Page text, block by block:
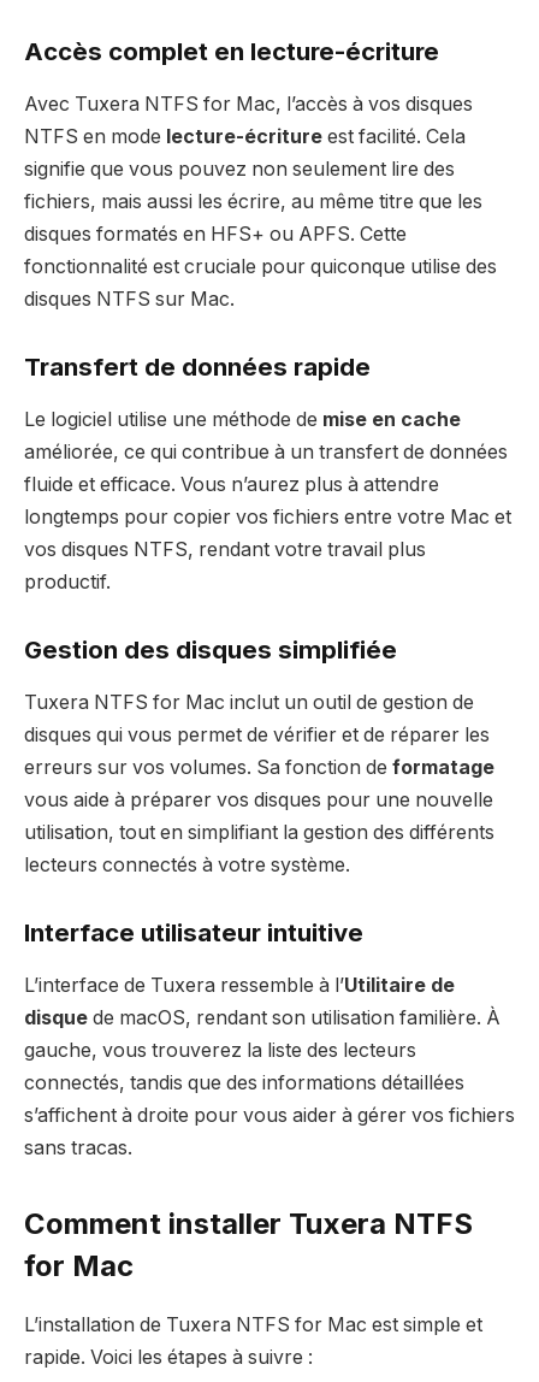
Accès complet en lecture-écriture
Avec Tuxera NTFS for Mac, l’accès à vos disques
NTFS en mode lecture-écriture est facilité. Cela
signifie que vous pouvez non seulement lire des
fichiers, mais aussi les écrire, au même titre que les
disques formatés en HFS+ ou APFS. Cette
fonctionnalité est cruciale pour quiconque utilise des
disques NTFS sur Mac.
Transfert de données rapide
Le logiciel utilise une méthode de mise en cache
améliorée, ce qui contribue à un transfert de données
fluide et efficace. Vous n’aurez plus à attendre
longtemps pour copier vos fichiers entre votre Mac et
vos disques NTFS, rendant votre travail plus
productif.
Gestion des disques simplifiée
Tuxera NTFS for Mac inclut un outil de gestion de
disques qui vous permet de vérifier et de réparer les
erreurs sur vos volumes. Sa fonction de formatage
vous aide à préparer vos disques pour une nouvelle
utilisation, tout en simplifiant la gestion des différents
lecteurs connectés à votre système.
Interface utilisateur intuitive
L’interface de Tuxera ressemble à l’Utilitaire de
disque de macOS, rendant son utilisation familière. À
gauche, vous trouverez la liste des lecteurs
connectés, tandis que des informations détaillées
s’affichent à droite pour vous aider à gérer vos fichiers
sans tracas.
Comment installer Tuxera NTFS
for Mac
L’installation de Tuxera NTFS for Mac est simple et
rapide. Voici les étapes à suivre :